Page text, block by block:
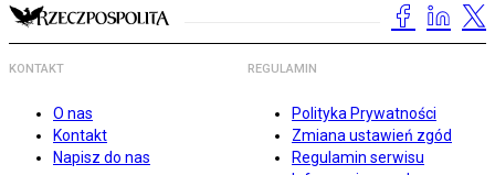
KONTAKT
O nas
Kontakt
Napisz do nas
REGULAMIN
Polityka Prywatności
Zmiana ustawień zgód
Regulamin serwisu